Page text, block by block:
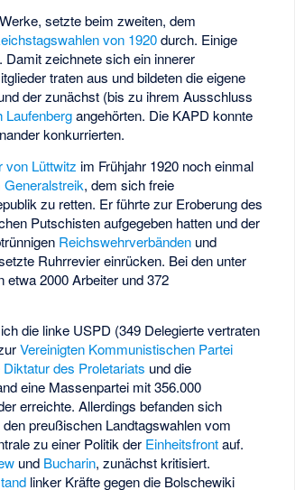
setzte beim zweiten, dem
von 1920durch. Einige
zeichnete sich ein innerer
traten aus und bildeten die eigene
der zunächst (bis zu ihrem Ausschluss
Laufenbergangehörten. Die KAPD konnte
konkurrierten.
von Lüttwitz im Frühjahr 1920 noch einmal
Generalstreik, dem sich freie
zu retten. Er führte zur Eroberung des
Putschisten aufgegeben hatten und der
Reichswehrverbänden und
Ruhrrevier einrücken. Bei den unter
2000 Arbeiter und 372
die linke USPD (349 Delegierte vertraten
Vereinigten Kommunistischen Partei
Diktatur des Proletariats und die
eine Massenpartei mit 356.000
erreichte. Allerdings befanden sich
preußischen Landtagswahlen vom
zu einer Politik der Einheitsfrontauf.
und Bucharin, zunächst kritisiert.
linker Kräfte gegen die Bolschewiki